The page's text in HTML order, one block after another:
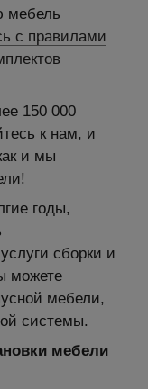
мебель
с правилами
150 000
к нам, и
и мы
годы,
сборки и
можете
мебели,
системы.
мебели